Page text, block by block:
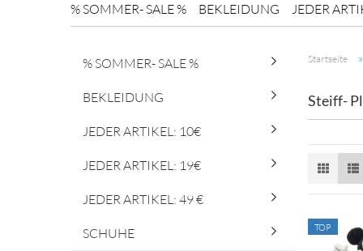
% SOMMER- SALE % BEKLEIDUNG JEDER
Startseite »
Steiff-
TOP
% SOMMER- SALE %
BEKLEIDUNG
JEDER ARTIKEL: 10€
JEDER ARTIKEL: 19€
JEDER ARTIKEL: 49 €
SCHUHE